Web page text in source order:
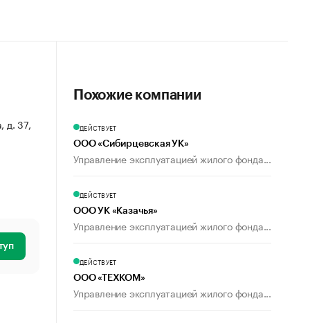
д. 37,
Похожие компании
ДЕЙСТВУЕТ
ООО «Сибирцевская УК»
Управление эксплуатацией жилого фонда...
ДЕЙСТВУЕТ
ООО УК «Казачья»
Управление эксплуатацией жилого фонда...
ДЕЙСТВУЕТ
ООО «ТЕХКОМ»
Управление эксплуатацией жилого фонда...